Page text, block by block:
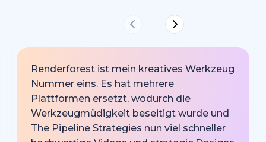
Renderforest ist mein kreatives Werkzeug
Nummer eins. Es hat mehrere
Plattformen ersetzt, wodurch die
Werkzeugmüdigkeit beseitigt wurde und
The Pipeline Strategies nun viel schneller